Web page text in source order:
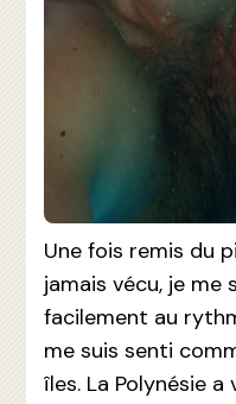
Une fois remis du
jamais vécu, je
facilement au
me suis senti
îles. La Polynésie